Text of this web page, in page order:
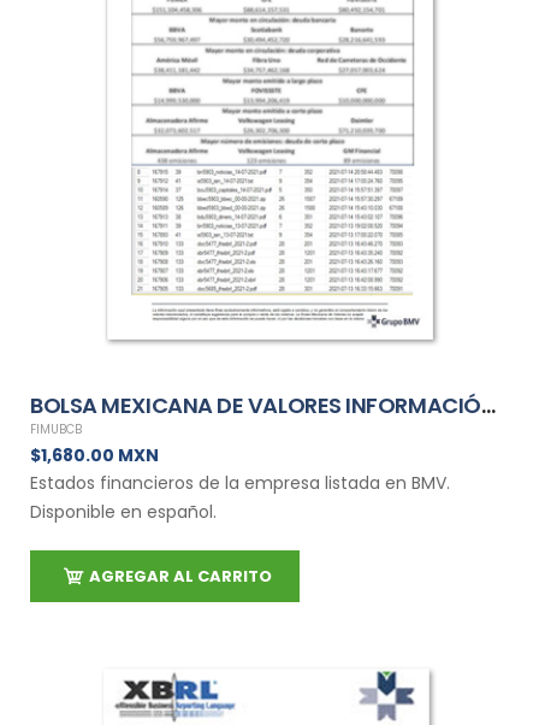
BOLSA MEXICANA DE VALORES INFORMACIÓN FINANCIERA MENSUAL DE FIMUBCB
FIMUBCB
$1,680.00 MXN
Estados financieros de la empresa listada en BMV.
Disponible en español.
AGREGAR AL CARRITO